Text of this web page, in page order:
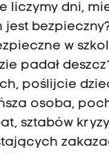
liczymy dni,
w
padał
poślijcie
osoba,
sztabów